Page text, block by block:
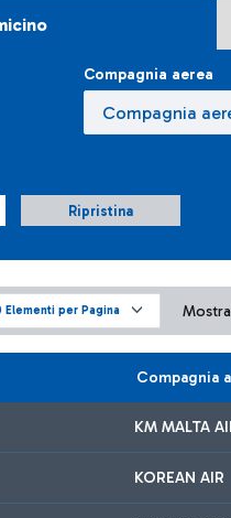
Compagnia aerea
Ripristina
Elementi per Pagina
Compagnia
KM MALTA
KOREAN AIR